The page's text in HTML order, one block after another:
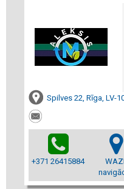
Spilves 22, Rīga, LV-
+371 26415884